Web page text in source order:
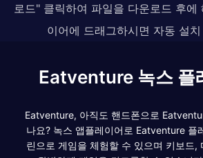
로드" 클릭하여 파일을 다운로드 후에
이어에 드래그하시면 자동 설
Eatventure 녹스 플
Eatventure, 아직도 핸드폰으로
나요? 녹스 앱플레이어로 Eatventure 플
린으로 게임을 체험할 수 있으며 키보드,